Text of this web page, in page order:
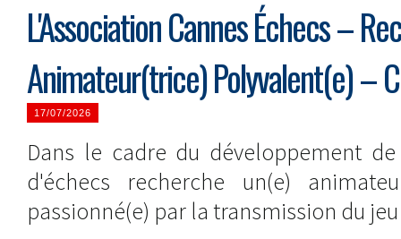
L'Association Cannes Échecs –
Animateur(trice) Polyvalent(e) –
17/07/2026
Dans le cadre du développement
d'échecs recherche un(e)
passionné(e) par la transmission du